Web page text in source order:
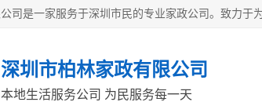
深圳市柏林家政有限公司
本地生活服务公司 为民服务每一天